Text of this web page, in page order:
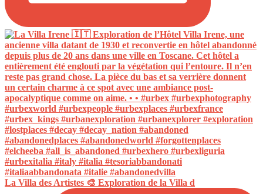
La Villa des Artistes 🎨 Exploration de la Villa d